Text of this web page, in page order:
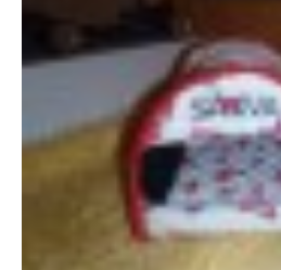
NEMOCI FRETEK
JAK FRETKA BYDLÍ
CESTOVÁNÍ S FRETKOU
JEDNA ČÍ VÍCE FRETEK?